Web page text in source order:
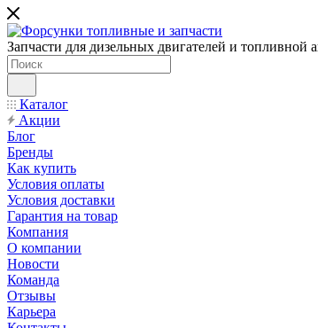
Запчасти для дизельных двигателей и топливной
Каталог
Акции
Блог
Бренды
Как купить
Условия оплаты
Условия доставки
Гарантия на товар
Компания
О компании
Новости
Команда
Отзывы
Карьера